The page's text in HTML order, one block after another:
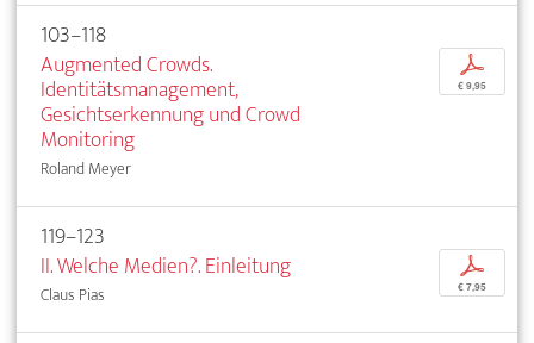
103–118
Augmented Crowds.
Identitätsmanagement,
Gesichtserkennung und Crowd
Monitoring
Roland Meyer
p
€ 9,95
119–123
II. Welche Medien?. Einleitung
Claus Pias
p
€ 7,95